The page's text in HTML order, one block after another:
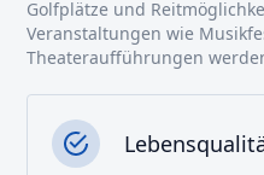
Golfplätze und
Veranstaltungen wie
Theateraufführungen